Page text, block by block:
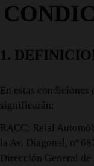
1.
En estas condiciones
significarán:
RACC: Reial
la Av. Diagonal, nº
Dirección General de